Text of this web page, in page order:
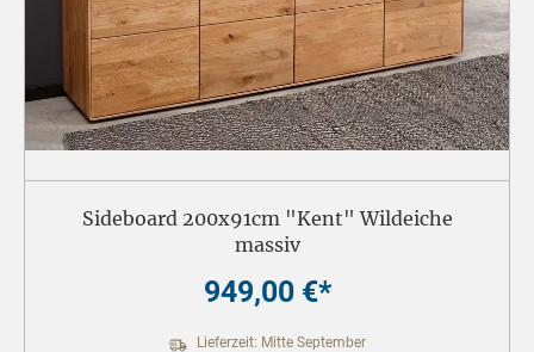
Sideboard 200x91cm "Kent" Wildeiche
massiv
949,00 €*
Lieferzeit: Mitte September